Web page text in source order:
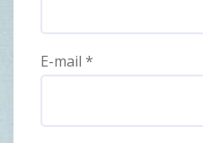
E-mail *